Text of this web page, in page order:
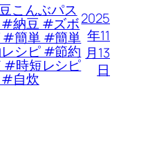
こんぶパス
納豆 #ズボ
#簡単 #簡単
シピ #節約
時短レシピ
自炊
2025
年11
月13
日